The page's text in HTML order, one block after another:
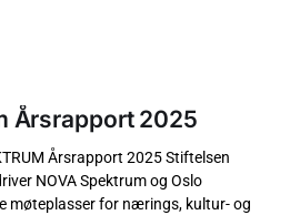
Årsrapport 2025
Årsrapport 2025 Stiftelsen
NOVA Spektrum og Oslo
møteplasser for nærings, kultur- og